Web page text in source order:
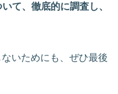
て、徹底的に調査し、
いためにも、ぜひ最後